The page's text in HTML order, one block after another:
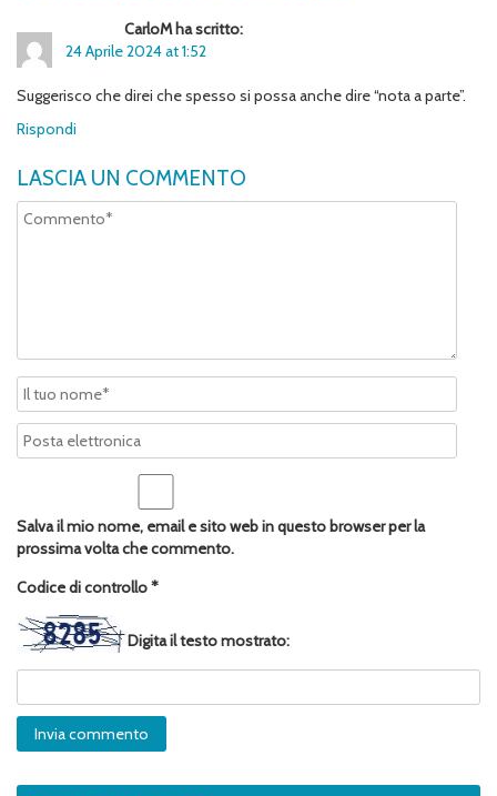
CarloM ha scritto:
24 Aprile 2024 at 1:52
Suggerisco che direi che spesso si possa anche dire “nota a parte”.
Rispondi
LASCIA UN COMMENTO
Salva il mio nome, email e sito web in questo browser per la
prossima volta che commento.
Codice di controllo*
Digita il testo mostrato: